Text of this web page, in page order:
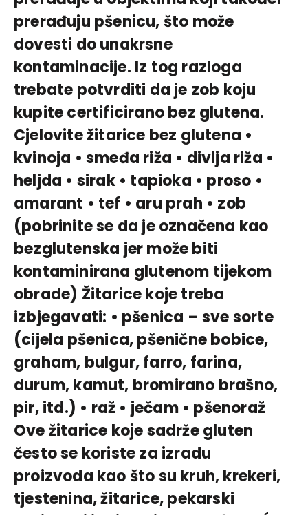
prerađuju pšenicu, što može
dovesti do unakrsne
kontaminacije. Iz tog razloga
trebate potvrditi da je zob koju
kupite certificirano bez glutena.
Cjelovite žitarice bez glutena •
kvinoja • smeđa riža • divlja riža •
heljda • sirak • tapioka • proso •
amarant • tef • aru prah • zob
(pobrinite se da je označena kao
bezglutenska jer može biti
kontaminirana glutenom tijekom
obrade) Žitarice koje treba
izbjegavati: • pšenica – sve sorte
(cijela pšenica, pšenične bobice,
graham, bulgur, farro, farina,
durum, kamut, bromirano brašno,
pir, itd.) • raž • ječam • pšenoraž
Ove žitarice koje sadrže gluten
često se koriste za izradu
proizvoda kao što su kruh, krekeri,
tjestenina, žitarice, pekarski